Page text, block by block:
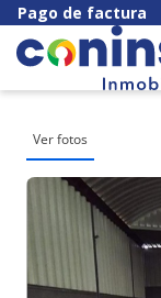
Pago de factura
Ver fotos